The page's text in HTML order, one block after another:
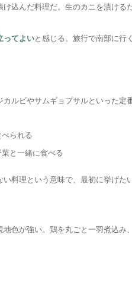
込んだ料理だ。生のカニを漬ける
ってよいと感じる。旅行で南部に行
カルビやサムギョプサルといった定
られる
と一緒に食べる
料理という意味で、最初に挙げた
地色が強い。鶏を丸ごと一羽煮込み